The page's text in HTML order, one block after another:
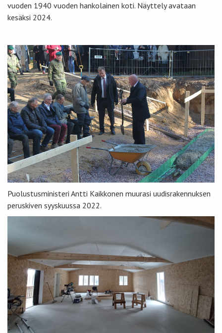
vuoden 1940 vuoden hankolainen koti. Näyttely avataan
kesäksi 2024.
Puolustusministeri Antti Kaikkonen muurasi uudisrakennuksen
peruskiven syyskuussa 2022.